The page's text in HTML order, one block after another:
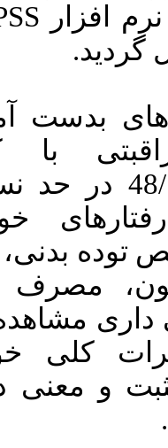
خطی و رگرسیون توسط نرم افزار SPSS نسخه20 با
رفتارهای
کسب نمره
78 در حد نسبتا نامطلوب
و
جلسات
سابقه
بیماری در پدر رابطه معنی داری مشاهده شد( 0/05>p
با
مشاهده